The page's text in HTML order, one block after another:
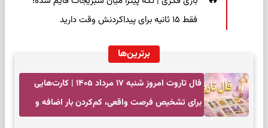
فقط ۱۵ ثانیه برای پیداکردنش وقت دارید
برترین‌ها
فال تاروت امروز شنبه ۱۷ مرداد ۱۴۰۵ | کارت‌هایی
برای تشخیص فرصت واقعی، کم‌کردن بار اضافه و